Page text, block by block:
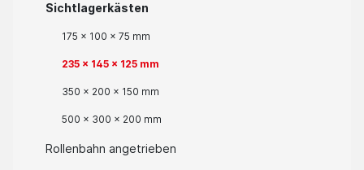
Sichtlagerkästen
175 x 100 x 75 mm
235 x 145 x 125 mm
350 x 200 x 150 mm
500 x 300 x 200 mm
Rollenbahn angetrieben